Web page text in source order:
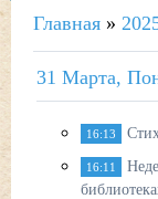
Главная »
31 Марта,
16:13
16:11